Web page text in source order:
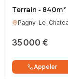
Terrain - 840m²
Pagny-Le-
35 000 €
Appeler